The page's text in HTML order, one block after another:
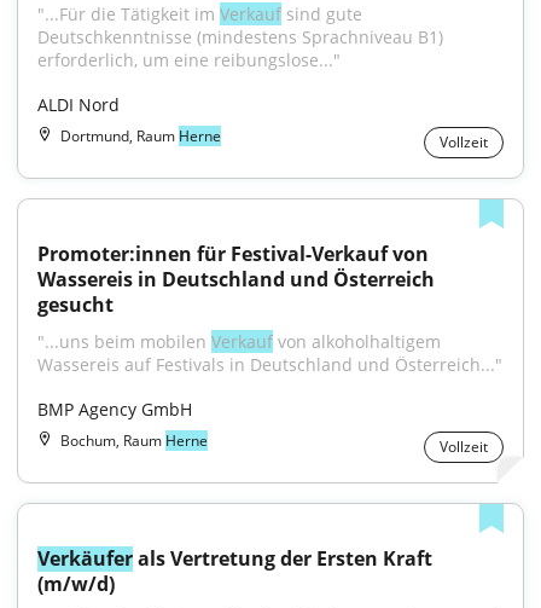
"...Für die Tätigkeit im Verkauf sind gute
Deutschkenntnisse (mindestens Sprachniveau B1)
erforderlich, um eine reibungslose..."
ALDI Nord
Dortmund, Raum Herne Vollzeit
Promoter:innen für Festival-Verkauf von
Wassereis in Deutschland und Österreich
gesucht
"...uns beim mobilen Verkauf von alkoholhaltigem
Wassereis auf Festivals in Deutschland und Österreich..."
BMP Agency GmbH
Bochum, Raum Herne Vollzeit
Verkäufer als Vertretung der Ersten Kraft
(m/w/d)